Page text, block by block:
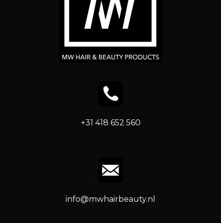
+31 418 652 560
info@mwhairbeauty.nl